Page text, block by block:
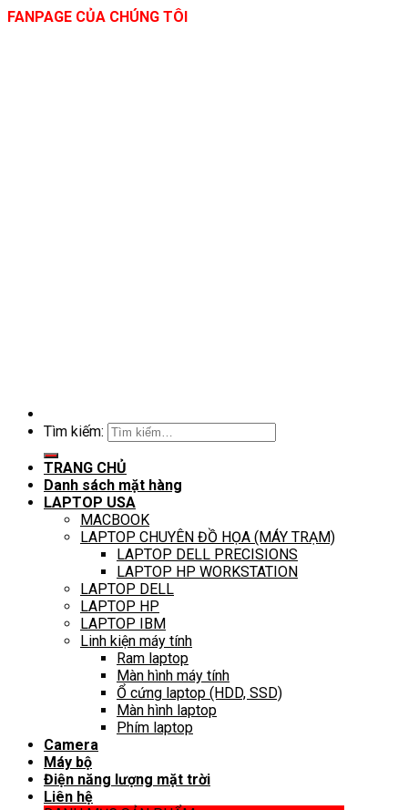
FANPAGE CỦA CHÚNG TÔI
Tìm kiếm:
TRANG CHỦ
Danh sách mặt hàng
LAPTOP USA
MACBOOK
LAPTOP CHUYÊN ĐỒ HỌA (MÁY TRẠM)
LAPTOP DELL PRECISIONS
LAPTOP HP WORKSTATION
LAPTOP DELL
LAPTOP HP
LAPTOP IBM
Linh kiện máy tính
Ram laptop
Màn hình máy tính
Ổ cứng laptop (HDD, SSD)
Màn hình laptop
Phím laptop
Camera
Máy bộ
Điện năng lượng mặt trời
Liên hệ